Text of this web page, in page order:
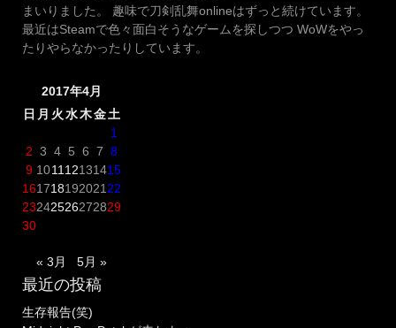
まいりました。 趣味で刀剣乱舞onlineはずっと続けています。
最近はSteamで色々面白そうなゲームを探しつつ WoWをやっ
たりやらなかったりしています。
2017年4月
日 月 火水木金土
1
2 3 4 5 6 7 8
9 1011 12131415
161718192021 22
23242526272829
30
« 3月 5月 »
最近の投稿
生存報告(笑)